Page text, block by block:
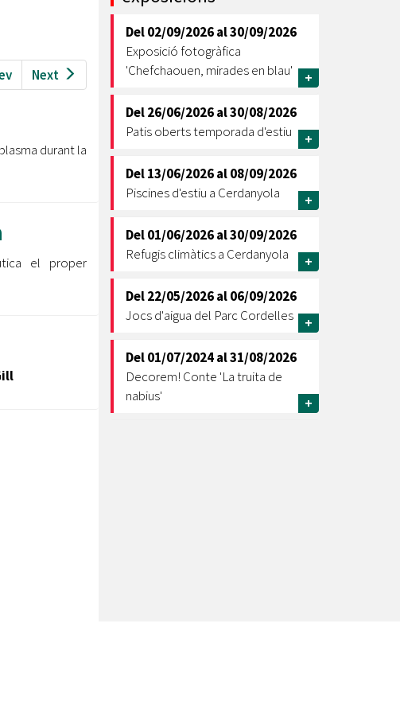
Ètica i Integritat
Retiment de Comptes
Accés a Informació Pública
Dades Obertes
Catàleg de Serveis i Tràmits
Equipaments
Mercats Municipals
Webs Municipals
Next
durant la
el proper
Del02/09/2026al30/09/2026
Exposició fotogràfica
'Chefchaouen, mirades en blau'
+
Del26/06/2026al30/08/2026
Patis oberts temporada d'estiu
+
Del13/06/2026al08/09/2026
Piscines d'estiu a Cerdanyola
+
Del01/06/2026al30/09/2026
Refugis climàtics a Cerdanyola
+
Del22/05/2026al06/09/2026
Jocs d'aigua del Parc Cordelles
+
Del01/07/2024al31/08/2026
Decorem! Conte 'La truita de
nabius'
+